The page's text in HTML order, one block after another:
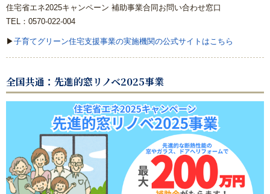
【戸建て向け】大特価セット
【数量限定3台】大特価キッチン
【数量限定3台】大特価トイレ
激安！プチリフォーム
会社概要
キャンペーン商品
住宅省エネ2025キャンペーン 補助事業合同お問い合わせ窓口
TEL：0570-022-004
▶子育てグリーン住宅支援事業の実施機関の公式サイトはこちら
全国共通：先進的窓リノベ2025事業